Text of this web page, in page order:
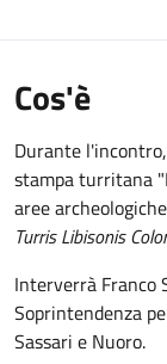
Cos'è
Durante
stampa turritana
aree
Turris Libisonis
Interverrà Franco
Soprintendenza
Sassari e Nuoro.